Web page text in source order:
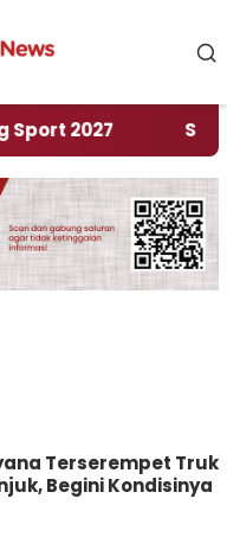
2027 ‎Soal
Terserempet Truk
Begini Kondisinya